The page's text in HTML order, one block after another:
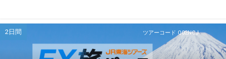
ツアーコード Q02NCJ
2日間